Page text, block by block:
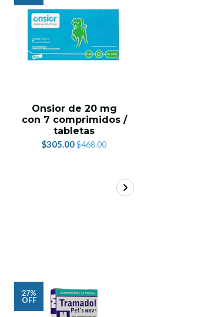
Onsior de 20 mg
con 7 comprimidos /
tabletas
$305.00$468.00
27%
OFF